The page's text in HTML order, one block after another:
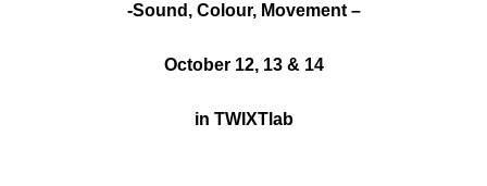
-Sound, Colour, Movement –
October 12, 13 & 14
in TWIXTlab​